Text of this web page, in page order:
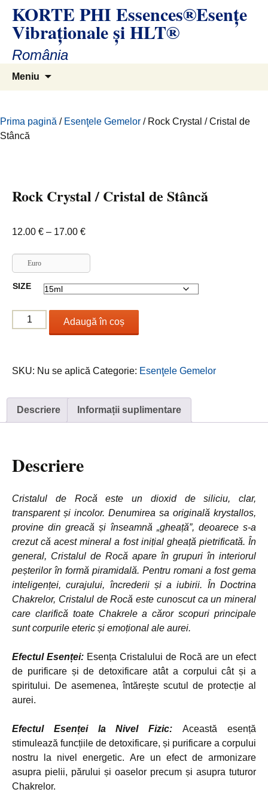
conținut
KORTE PHI Essences®Esenţe
Vibraţionale și HLT®
România
Meniu
Prima pagină / Esenţele Gemelor / Rock Crystal / Cristal de
Stâncă
Rock Crystal / Cristal de Stâncă
12.00 € – 17.00 €Interval
12.00 €
17.00 €
Euro
SIZE
Cantitate
Rock
Cristal
Adaugă în coș
SKU: Nu se aplică Categorie: Esenţele Gemelor
Descriere Informații suplimentare
Descriere
Cristalul de Rocă este un dioxid de siliciu, clar,
transparent și incolor. Denumirea sa originală krystallos,
provine din greacă și înseamnă „gheață”, deoarece s-a
crezut că acest mineral a fost inițial gheață pietrificată. În
general, Cristalul de Rocă apare în grupuri în interiorul
peșterilor în formă piramidală. Pentru romani a fost gema
inteligenței, curajului, încrederii și a iubirii. În Doctrina
Chakrelor, Cristalul de Rocă este cunoscut ca un mineral
care clarifică toate Chakrele a căror scopuri principale
sunt corpurile eteric și emoțional ale aurei.
Efectul Esenței: Esența Cristalului de Rocă are un efect
de purificare și de detoxificare atât a corpului cât și a
spiritului. De asemenea, întărește scutul de protecție al
aurei.
Efectul Esenței la Nivel Fizic:Această esență
stimulează funcțiile de detoxificare, și purificare a corpului
nostru la nivel energetic. Are un efect de armonizare
asupra pielii, părului și oaselor precum și asupra tuturor
Chakrelor.